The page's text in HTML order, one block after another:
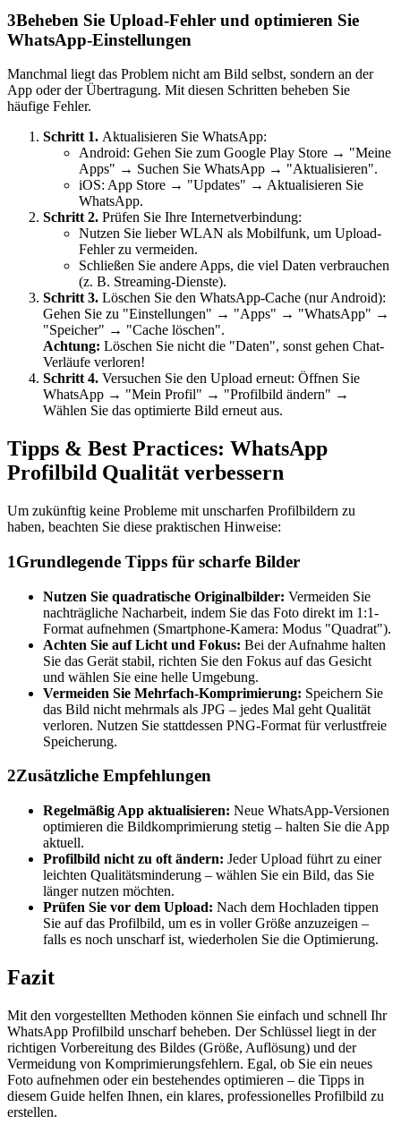
3Beheben Sie Upload-Fehler und optimieren Sie
WhatsApp-Einstellungen
Manchmal liegt das Problem nicht am Bild selbst, sondern an der
App oder der Übertragung. Mit diesen Schritten beheben Sie
häufige Fehler.
Schritt 1. Aktualisieren Sie WhatsApp:
Android: Gehen Sie zum Google Play Store → "Meine
Apps" → Suchen Sie WhatsApp → "Aktualisieren".
iOS: App Store → "Updates" → Aktualisieren Sie
WhatsApp.
Schritt 2. Prüfen Sie Ihre Internetverbindung:
Nutzen Sie lieber WLAN als Mobilfunk, um Upload-
Fehler zu vermeiden.
Schließen Sie andere Apps, die viel Daten verbrauchen
(z. B. Streaming-Dienste).
Schritt 3. Löschen Sie den WhatsApp-Cache (nur Android):
Gehen Sie zu "Einstellungen" → "Apps" → "WhatsApp" →
"Speicher" → "Cache löschen".
Achtung: Löschen Sie nicht die "Daten", sonst gehen Chat-
Verläufe verloren!
Schritt 4. Versuchen Sie den Upload erneut: Öffnen Sie
WhatsApp → "Mein Profil" → "Profilbild ändern" →
Wählen Sie das optimierte Bild erneut aus.
Tipps & Best Practices: WhatsApp
Profilbild Qualität verbessern
Um zukünftig keine Probleme mit unscharfen Profilbildern zu
haben, beachten Sie diese praktischen Hinweise:
1Grundlegende Tipps für scharfe Bilder
Nutzen Sie quadratische Originalbilder: Vermeiden Sie
nachträgliche Nacharbeit, indem Sie das Foto direkt im 1:1-
Format aufnehmen (Smartphone-Kamera: Modus "Quadrat").
Achten Sie auf Licht und Fokus: Bei der Aufnahme halten
Sie das Gerät stabil, richten Sie den Fokus auf das Gesicht
und wählen Sie eine helle Umgebung.
Vermeiden Sie Mehrfach-Komprimierung: Speichern Sie
das Bild nicht mehrmals als JPG – jedes Mal geht Qualität
verloren. Nutzen Sie stattdessen PNG-Format für verlustfreie
Speicherung.
2Zusätzliche Empfehlungen
Regelmäßig App aktualisieren: Neue WhatsApp-Versionen
optimieren die Bildkomprimierung stetig – halten Sie die App
aktuell.
Profilbild nicht zu oft ändern: Jeder Upload führt zu einer
leichten Qualitätsminderung – wählen Sie ein Bild, das Sie
länger nutzen möchten.
Prüfen Sie vor dem Upload: Nach dem Hochladen tippen
Sie auf das Profilbild, um es in voller Größe anzuzeigen –
falls es noch unscharf ist, wiederholen Sie die Optimierung.
Fazit
Mit den vorgestellten Methoden können Sie einfach und schnell Ihr
WhatsApp Profilbild unscharf beheben. Der Schlüssel liegt in der
richtigen Vorbereitung des Bildes (Größe, Auflösung) und der
Vermeidung von Komprimierungsfehlern. Egal, ob Sie ein neues
Foto aufnehmen oder ein bestehendes optimieren – die Tipps in
diesem Guide helfen Ihnen, ein klares, professionelles Profilbild zu
erstellen.